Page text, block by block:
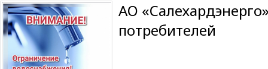
АО
потребителей